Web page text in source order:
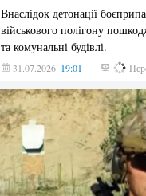
Внаслідок детонації
військового полігону
та комунальні будівлі.
31.07.2026 19:01 185